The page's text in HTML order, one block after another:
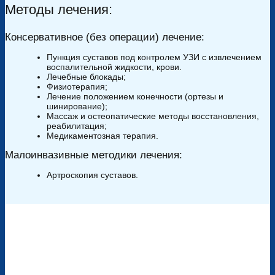
Методы лечения:
Консервативное (без операции) лечение:
Пункция суставов под контролем УЗИ с извлечением
воспалительной жидкости, крови.
Лечебные блокады;
Физиотерапия;
Лечение положением конечности (ортезы и
шинирование);
Массаж и остеопатические методы восстановления,
реабилитация;
Медикаментозная терапия.
Малоинвазивные методики лечения:
Артроскопия суставов.